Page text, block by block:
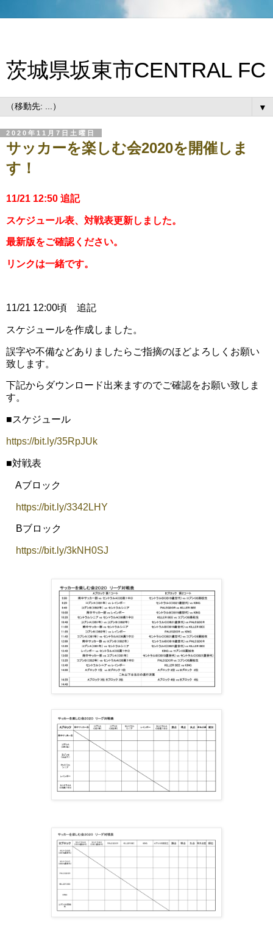
茨城県坂東市CENTRAL FC
▼
2020年11月7日土曜日
サッカーを楽しむ会2020を開催しま
す！
11/21 12:50 追記
スケジュール表、対戦表更新しました。
最新版をご確認ください。
リンクは一緒です。
11/21 12:00頃 追記
スケジュールを作成しました。
誤字や不備などありましたらご指摘のほどよろしくお願い
致します。
下記からダウンロード出来ますのでご確認をお願い致しま
す。
■スケジュール
https://bit.ly/35RpJUk
■対戦表
Aブロック
https://bit.ly/3342LHY
Bブロック
https://bit.ly/3kNH0SJ